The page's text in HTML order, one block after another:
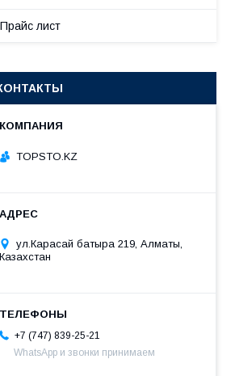
Прайс лист
TOPSTO.KZ
ул.Карасай батыра 219, Алматы,
Казахстан
+7 (747) 839-25-21
WhatsApp и звонки принимаем